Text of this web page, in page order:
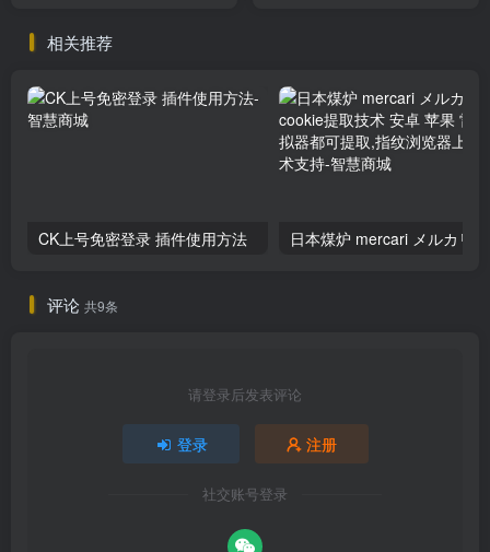
相关推荐
CK上号免密登录 插件使用方法
评论 共9条
请登录后发表评论
登录 注册
社交账号登录